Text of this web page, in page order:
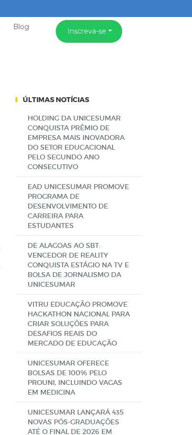
Blog Inscreva-se
ÚLTIMAS NOTÍCIAS
HOLDING DA UNICESUMAR
CONQUISTA PRÊMIO DE
EMPRESA MAIS INOVADORA
DO SETOR EDUCACIONAL
PELO SEGUNDO ANO
CONSECUTIVO
EAD UNICESUMAR PROMOVE
PROGRAMA DE
DESENVOLVIMENTO DE
CARREIRA PARA
ESTUDANTES
DE ALAGOAS AO SBT:
VENCEDOR DE REALITY
CONQUISTA ESTÁGIO NA TV E
BOLSA DE JORNALISMO DA
UNICESUMAR
VITRU EDUCAÇÃO PROMOVE
HACKATHON NACIONAL PARA
CRIAR SOLUÇÕES PARA
DESAFIOS REAIS DO
MERCADO DE EDUCAÇÃO
UNICESUMAR OFERECE
BOLSAS DE 100% PELO
PROUNI, INCLUINDO VAGAS
EM MEDICINA
UNICESUMAR LANÇARÁ 435
NOVAS PÓS-GRADUAÇÕES
ATÉ O FINAL DE 2026 EM